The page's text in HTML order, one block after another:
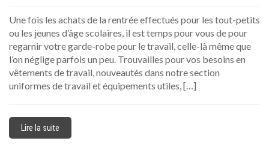
Une fois les achats de la rentrée effectués pour les tout-petits
ou les jeunes d’âge scolaires, il est temps pour vous de pour
regarnir votre garde-robe pour le travail, celle-là même que
l’on néglige parfois un peu. Trouvailles pour vos besoins en
vêtements de travail, nouveautés dans notre section
uniformes de travail et équipements utiles, […]
Lire la suite